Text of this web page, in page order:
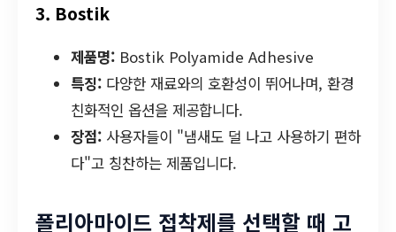
3. Bostik
제품명: Bostik Polyamide Adhesive
특징: 다양한 재료와의 호환성이 뛰어나며, 환경
친화적인 옵션을 제공합니다.
장점: 사용자들이 "냄새도 덜 나고 사용하기 편하
다"고 칭찬하는 제품입니다.
폴리아마이드 접착제를 선택할 때 고